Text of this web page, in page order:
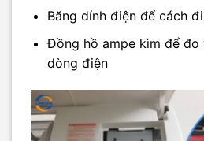
Băng dính điện để cách
Đồng hồ ampe kìm để đo
dòng điện